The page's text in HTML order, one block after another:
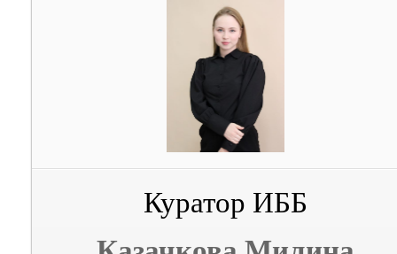
Куратор ИББ